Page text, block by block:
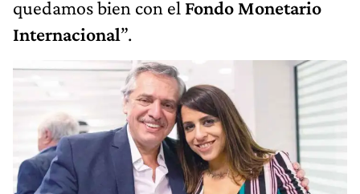
quedamos bien con el Fondo Monetario
Internacional”.